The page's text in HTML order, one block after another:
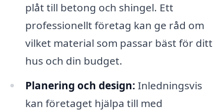
plåt till betong och shingel. Ett
professionellt företag kan ge råd om
vilket material som passar bäst för ditt
hus och din budget.
Planering och design: Inledningsvis
kan företaget hjälpa till med